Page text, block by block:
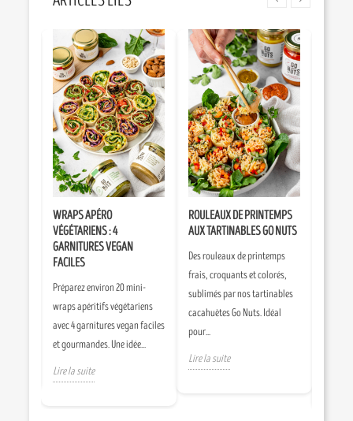
WRAPS APÉRO
VÉGÉTARIENS : 4
GARNITURES VEGAN
FACILES
Préparez environ 20 mini-
wraps apéritifs végétariens
avec 4 garnitures vegan faciles
et gourmandes. Une idée...
Lire la suite
ROULEAUX DE PRINTEMPS
AUX TARTINABLES GO NUTS
Des rouleaux de printemps
frais, croquants et colorés,
sublimés par nos tartinables
cacahuètes Go Nuts. Idéal
pour...
Lire la suite